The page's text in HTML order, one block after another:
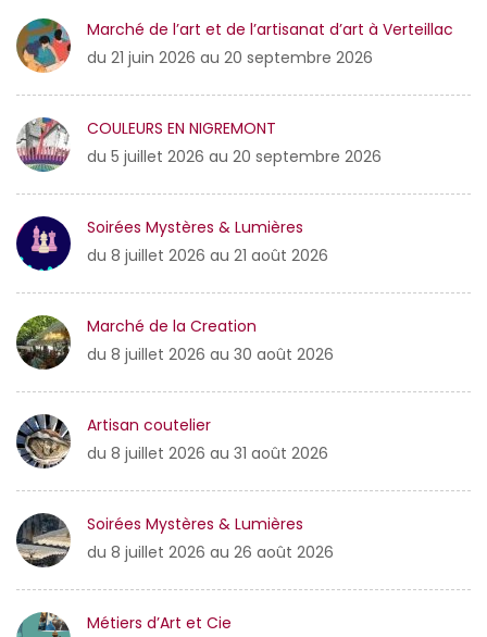
Marché de l’art et de l’artisanat d’art à Verteillac
du 21 juin 2026 au 20 septembre 2026
COULEURS EN NIGREMONT
du 5 juillet 2026 au 20 septembre 2026
Soirées Mystères & Lumières
du 8 juillet 2026 au 21 août 2026
Marché de la Creation
du 8 juillet 2026 au 30 août 2026
Artisan coutelier
du 8 juillet 2026 au 31 août 2026
Soirées Mystères & Lumières
du 8 juillet 2026 au 26 août 2026
Métiers d’Art et Cie